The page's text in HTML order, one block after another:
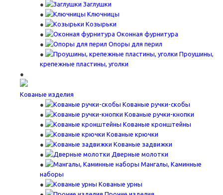
Заглушки
Ключницы
Козырьки
Оконная фурнитура
Опоры для перил
Проушины,
крепежные пластины, уголки
Кованые изделия
Кованые ручки-скобы
Кованые ручки-кнопки
Кованые кронштейны
Кованые крючки
Кованые задвижки
Дверные молотки
Мангалы, Каминные
наборы
Кованые урны